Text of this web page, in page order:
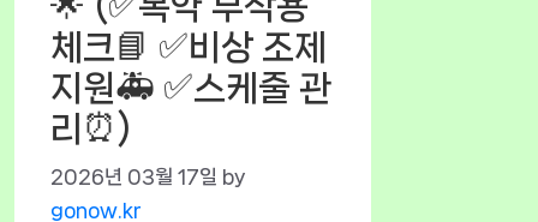
체크📘 ✅비상 조제
지원🚑 ✅스케줄 관
리⏰)
2026년 03월 17일 by
gonow.kr